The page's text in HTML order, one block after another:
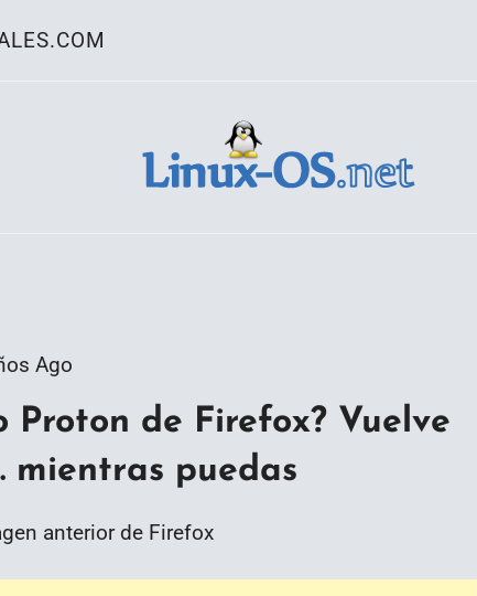
Ago
Proton de Firefox? Vuelve
puedas